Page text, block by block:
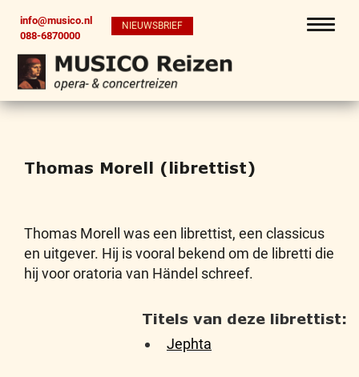
info@musico.nl
088-6870000
NIEUWSBRIEF
Thomas Morell (librettist)
Thomas Morell was een librettist, een classicus
en uitgever. Hij is vooral bekend om de libretti die
hij voor oratoria van Händel schreef.
Titels van deze librettist:
Jephta